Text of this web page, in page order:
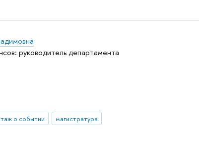
руководитель департамента
о событии магистратура